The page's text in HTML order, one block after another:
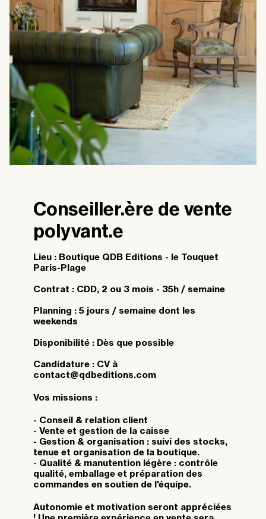
Conseiller.ère de vente
polyvant.e
Lieu : Boutique QDB Editions - le Touquet
Paris-Plage
Contrat : CDD, 2 ou 3 mois - 35h / semaine
Planning : 5 jours / semaine dont les
weekends
Disponibilité : Dès que possible
Candidature : CV à
contact@qdbeditions.com
Vos missions :
- Conseil & relation client
- Vente et gestion de la caisse
- Gestion & organisation : suivi des stocks,
tenue et organisation de la boutique.
- Qualité & manutention légère : contrôle
qualité, emballage et préparation des
commandes en soutien de l'équipe.
Autonomie et motivation seront appréciées